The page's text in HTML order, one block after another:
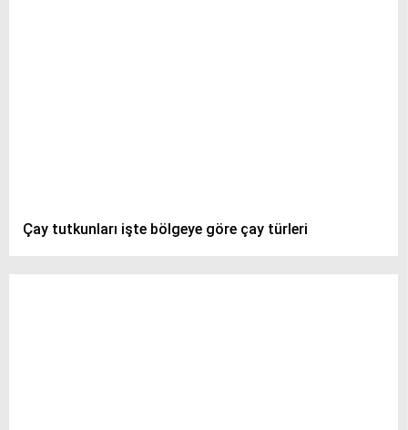
Çay tutkunları işte bölgeye göre çay türleri